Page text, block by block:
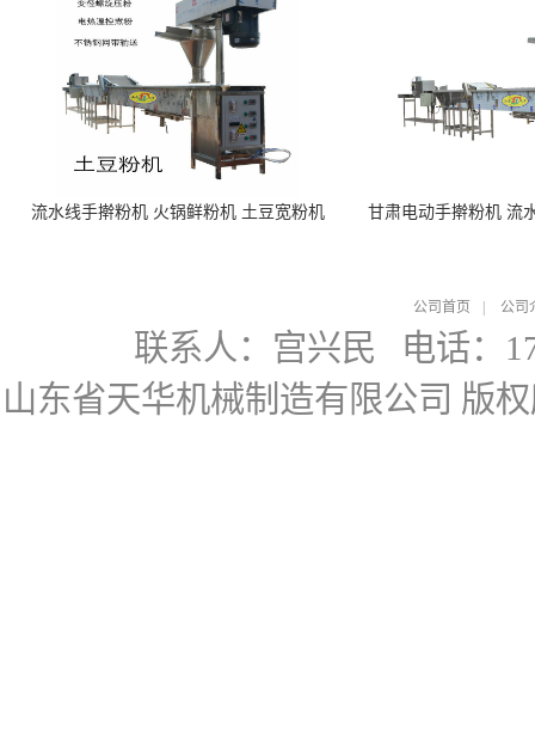
流水线手擀粉机 火锅鲜粉机 土豆宽粉机 甘肃电动手擀粉机 流
公司首页 公司
联系人：宫兴民 电话：
山东省天华机械制造有限公司 版